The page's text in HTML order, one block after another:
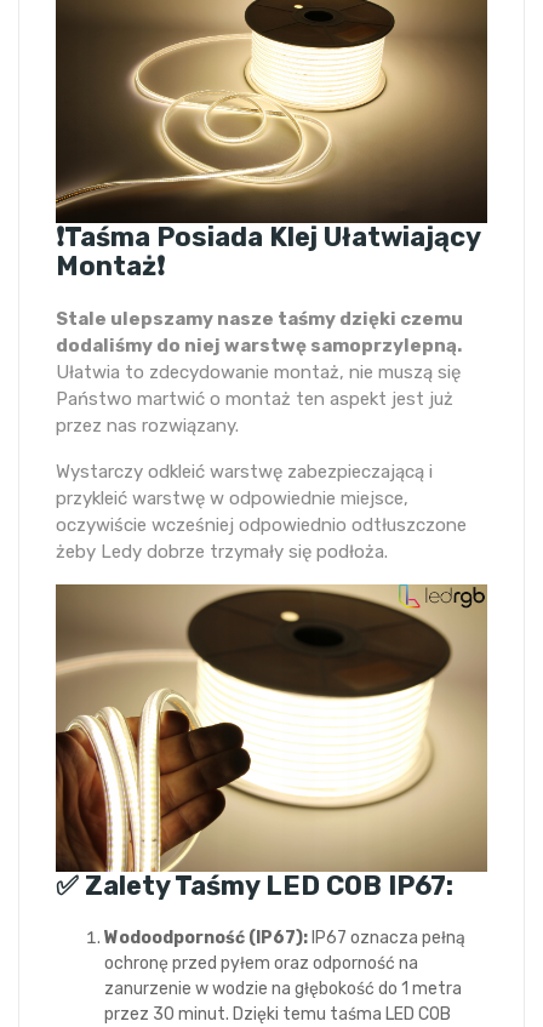
❗Taśma Posiada Klej Ułatwiający
Montaż❗
Stale ulepszamy nasze taśmy dzięki czemu
dodaliśmy do niej warstwę samoprzylepną.
Ułatwia to zdecydowanie montaż, nie muszą się
Państwo martwić o montaż ten aspekt jest już
przez nas rozwiązany.
Wystarczy odkleić warstwę zabezpieczającą i
przykleić warstwę w odpowiednie miejsce,
oczywiście wcześniej odpowiednio odtłuszczone
żeby Ledy dobrze trzymały się podłoża.
✅ Zalety Taśmy LED COB IP67:
Wodoodporność (IP67): IP67 oznacza pełną
ochronę przed pyłem oraz odporność na
zanurzenie w wodzie na głębokość do 1 metra
przez 30 minut. Dzięki temu taśma LED COB